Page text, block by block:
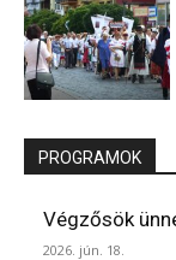
PROGRAMOK
Végzősök
2026. jún. 18.